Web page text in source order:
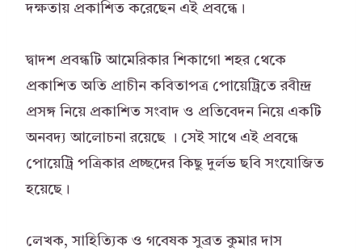
দক্ষতায় প্রকাশিত করেছেন এই প্রবন্ধে।
দ্বাদশ প্রবন্ধটি আমেরিকার শিকাগো শহর থেকে
প্রকাশিত অতি প্রাচীন কবিতাপত্র পোয়েট্রিতে রবীন্দ্র
প্রসঙ্গ নিয়ে প্রকাশিত সংবাদ ও প্রতিবেদন নিয়ে একটি
অনবদ্য আলোচনা রয়েছে । সেই সাথে এই প্রবন্ধে
পোয়েট্রি পত্রিকার প্রচ্ছদের কিছু দুর্লভ ছবি সংযোজিত
হয়েছে।
লেখক, সাহিত্যিক ও গবেষক সুব্রত কুমার দাস